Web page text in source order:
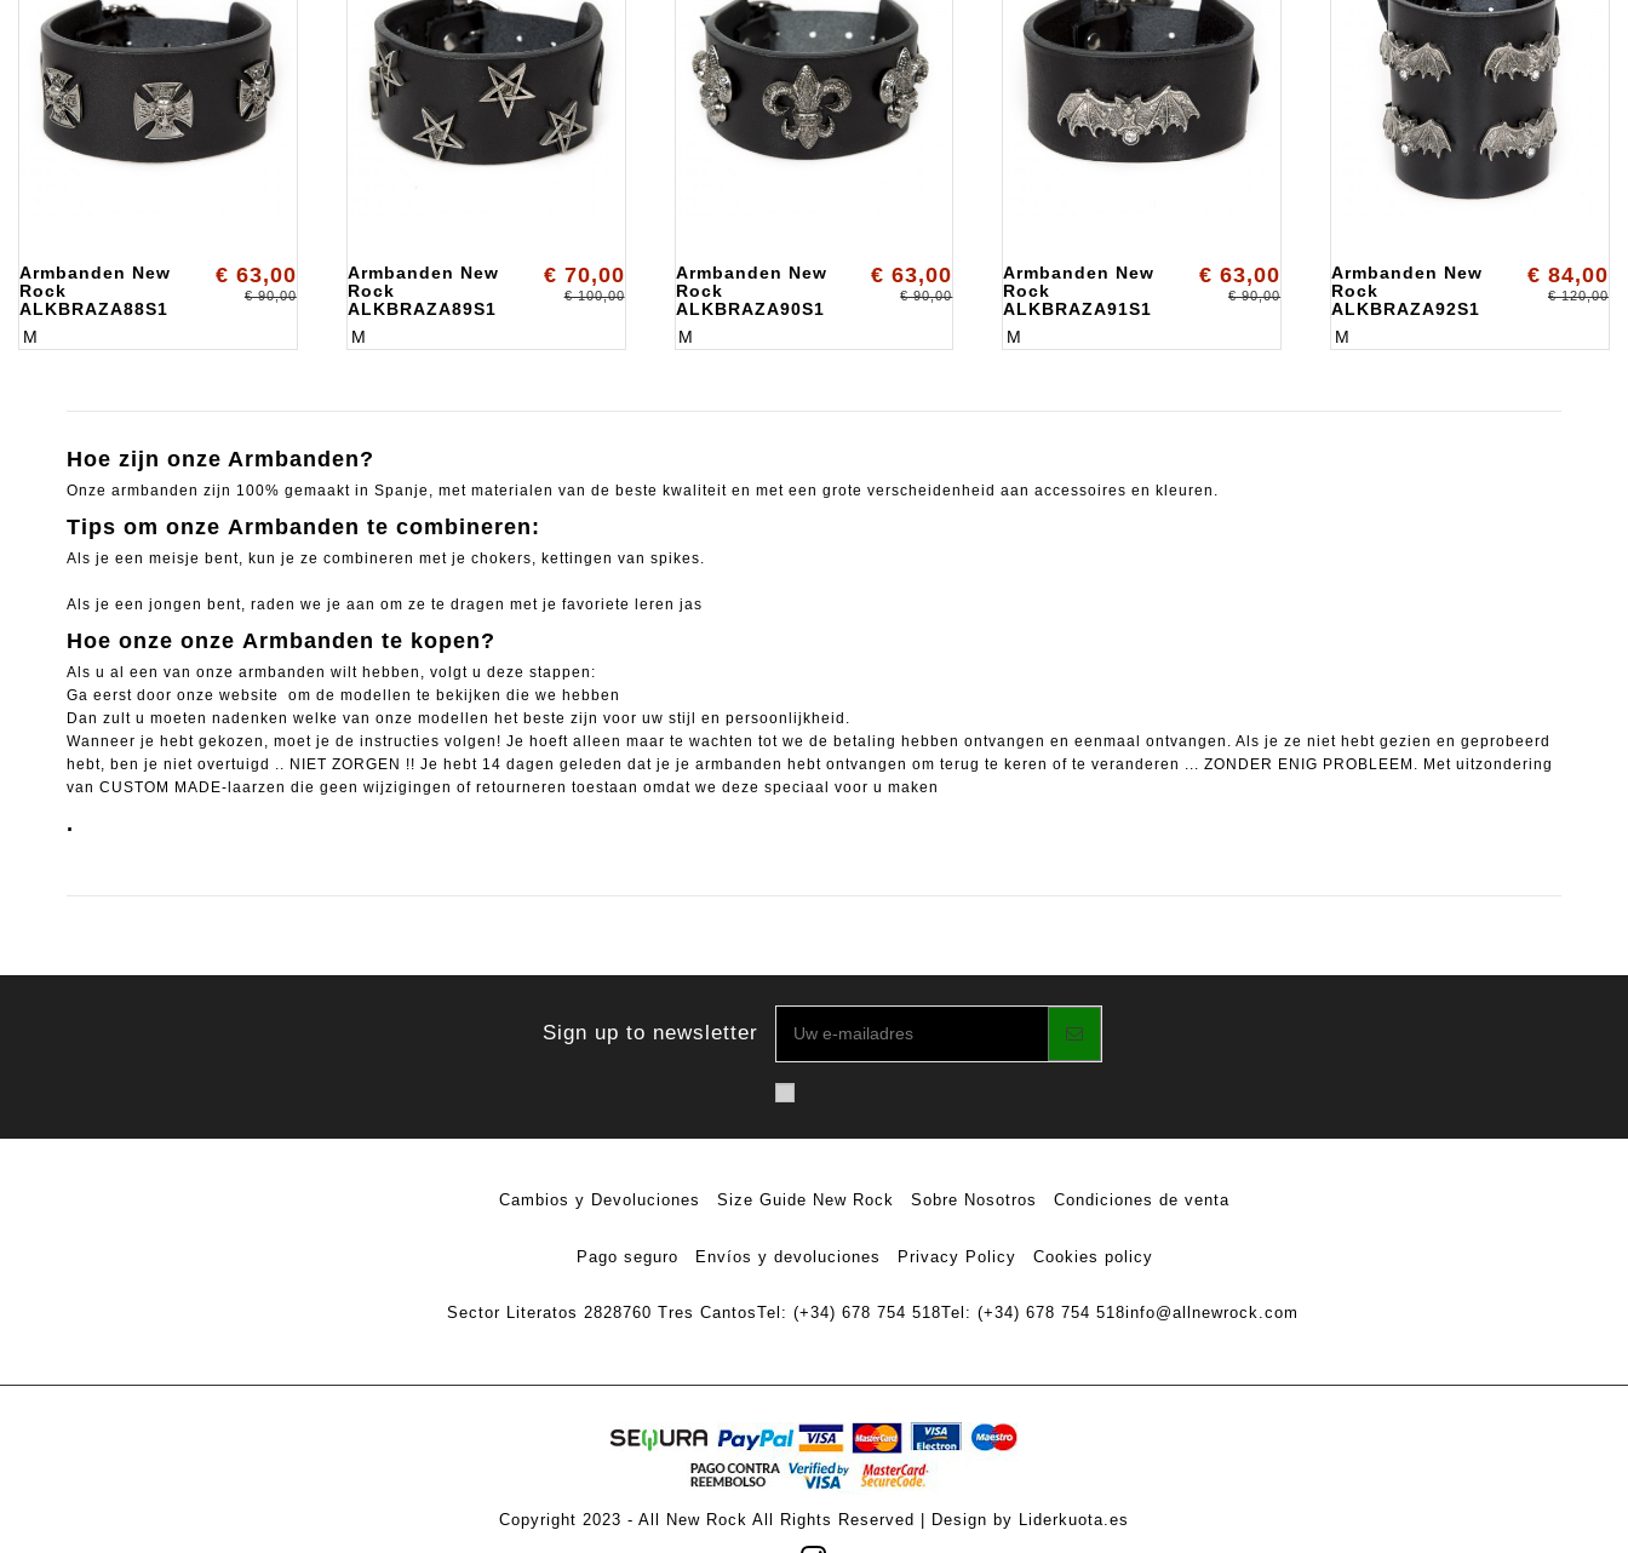
Armbanden New
Rock
ALKBRAZA88S1
€ 63,00
€ 90,00
M
Armbanden New
Rock
ALKBRAZA89S1
€ 70,00
€ 100,00
M
Armbanden New
Rock
ALKBRAZA90S1
€ 63,00
€ 90,00
M
Armbanden New
Rock
ALKBRAZA91S1
€ 63,00
€ 90,00
M
Armbanden New
Rock
ALKBRAZA92S1
€ 84,00
€ 120,00
M
Hoe zijn onze Armbanden?
Onze armbanden zijn 100% gemaakt in Spanje, met materialen van de beste kwaliteit en met een grote verscheidenheid aan accessoires en kleuren.
Tips om onze Armbanden te combineren:
Als je een meisje bent, kun je ze combineren met je chokers, kettingen van spikes.
Als je een jongen bent, raden we je aan om ze te dragen met je favoriete leren jas
Hoe onze onze Armbanden te kopen?
Als u al een van onze armbanden wilt hebben, volgt u deze stappen:
Ga eerst door onze website om de modellen te bekijken die we hebben
Dan zult u moeten nadenken welke van onze modellen het beste zijn voor uw stijl en persoonlijkheid.
Wanneer je hebt gekozen, moet je de instructies volgen! Je hoeft alleen maar te wachten tot we de betaling hebben ontvangen en eenmaal ontvangen. Als je ze niet hebt gezien en geprobeerd
hebt, ben je niet overtuigd .. NIET ZORGEN !! Je hebt 14 dagen geleden dat je je armbanden hebt ontvangen om terug te keren of te veranderen ... ZONDER ENIG PROBLEEM. Met uitzondering
van CUSTOM MADE-laarzen die geen wijzigingen of retourneren toestaan ​​omdat we deze speciaal voor u maken
.
Sign up to newsletter
Cambios y Devoluciones Size Guide New Rock Sobre Nosotros Condiciones de venta
Pago seguro Envíos y devoluciones Privacy Policy Cookies policy
Sector Literatos 2828760 Tres CantosTel: (+34) 678 754 518Tel: (+34) 678 754 518info@allnewrock.com
Copyright 2023 - All New Rock All Rights Reserved | Design by Liderkuota.es